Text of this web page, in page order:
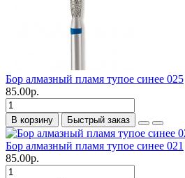
Бор алмазный пламя тупое синее 025
85.00р.
В корзину Быстрый заказ
Бор алмазный пламя тупое синее 021
85.00р.